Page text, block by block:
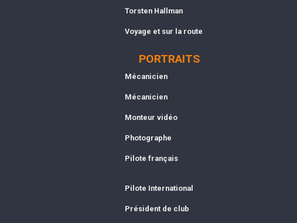
Torsten Hallman
Voyage et sur la route
PORTRAITS
Mécanicien
Mécanicien
Monteur vidéo
Photographe
Pilote français
Pilote International
Président de club